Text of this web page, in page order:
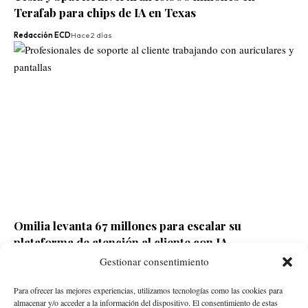
Gestionar consentimiento
Para ofrecer las mejores experiencias, utilizamos tecnologías como las cookies para
almacenar y/o acceder a la información del dispositivo. El consentimiento de estas
Terafab para chips de IA en Texas
Redacción ECDHace 2 días
Omilia levanta 67 millones para escalar su
plataforma de atención al cliente con IA
Hace 2 días